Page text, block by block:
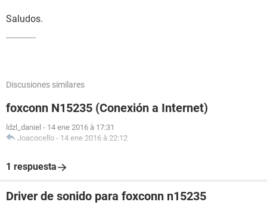
Saludos.
Discusiones similares
foxconn N15235 (Conexión a Internet)
ldzl_daniel - 14 ene 2016 à 17:31
Joacocello - 14 ene 2016 à 22:12
1 respuesta
Driver de sonido para foxconn n15235